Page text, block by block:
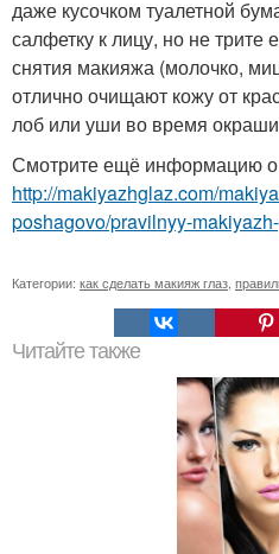
даже кусочком туалетной
салфетку к лицу, но не трите
снятия макияжа (молочко,
отлично очищают кожу от
лоб или уши во время
Смотрите ещё информацию о
http://makiyazhglaz.com/
poshagovo/pravilnyy-
Категории: как сделать макияж глаз
Читайте также